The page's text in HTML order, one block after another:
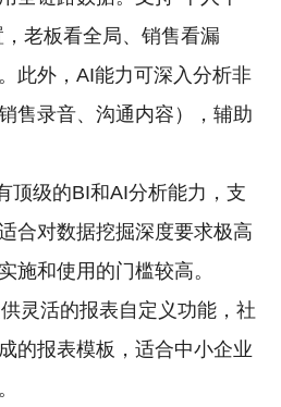
老板看全局、销售看漏
此外，AI能力可深入分析非
售录音、沟通内容），辅助
顶级的BI和AI分析能力，支
合对数据挖掘深度要求极高
施和使用的门槛较高。
供灵活的报表自定义功能，社
的报表模板，适合中小企业